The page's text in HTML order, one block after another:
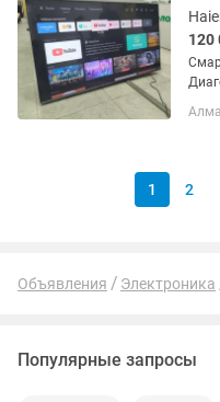
120
1 2
Объявления Электроника
Популярные запросы